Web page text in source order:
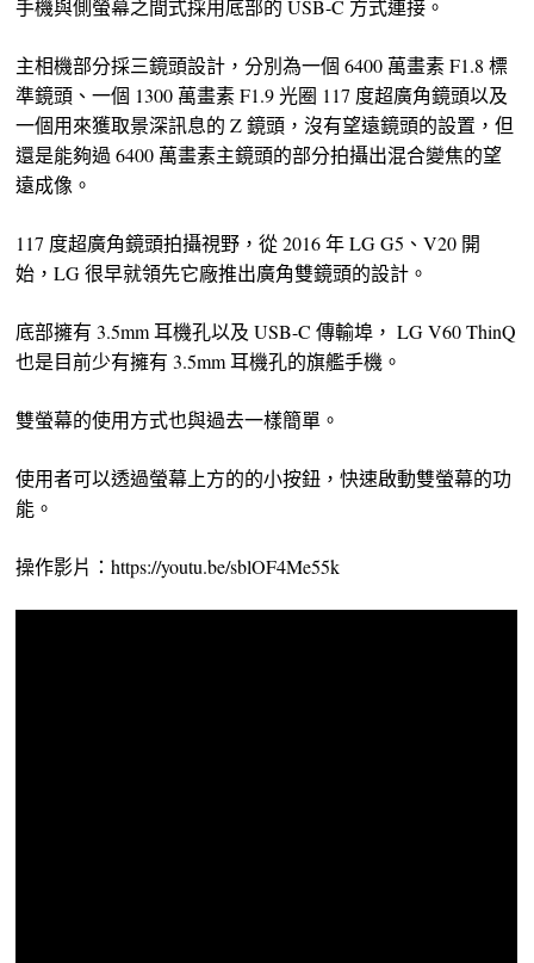
手機與側螢幕之間式採用底部的 USB-C 方式連接。
主相機部分採三鏡頭設計，分別為一個 6400 萬畫素 F1.8 標
準鏡頭、一個 1300 萬畫素 F1.9 光圈 117 度超廣角鏡頭以及
一個用來獲取景深訊息的 Z 鏡頭，沒有望遠鏡頭的設置，但
還是能夠過 6400 萬畫素主鏡頭的部分拍攝出混合變焦的望
遠成像。
117 度超廣角鏡頭拍攝視野，從 2016 年 LG G5、V20 開
始，LG 很早就領先它廠推出廣角雙鏡頭的設計。
底部擁有 3.5mm 耳機孔以及 USB-C 傳輸埠， LG V60 ThinQ
也是目前少有擁有 3.5mm 耳機孔的旗艦手機。
雙螢幕的使用方式也與過去一樣簡單。
使用者可以透過螢幕上方的的小按鈕，快速啟動雙螢幕的功
能。
操作影片：https://youtu.be/sblOF4Me55k